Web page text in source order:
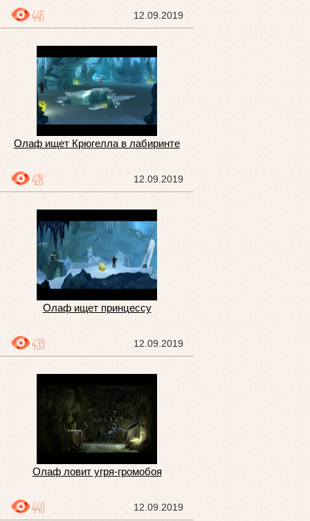
12.09.2019
446
Олаф ищет Крюгелла в лабиринте
12.09.2019
428
Олаф ищет принцессу
12.09.2019
439
Олаф ловит угря-громобоя
12.09.2019
440